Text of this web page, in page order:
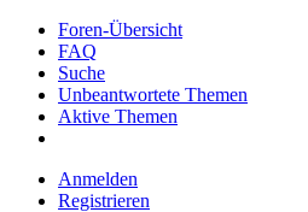
Foren-Übersicht
FAQ
Suche
Unbeantwortete Themen
Aktive Themen
Anmelden
Registrieren